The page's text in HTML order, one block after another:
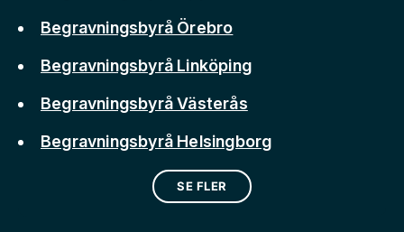
Begravningsbyrå Örebro
Begravningsbyrå Linköping
Begravningsbyrå Västerås
Begravningsbyrå Helsingborg
SE FLER